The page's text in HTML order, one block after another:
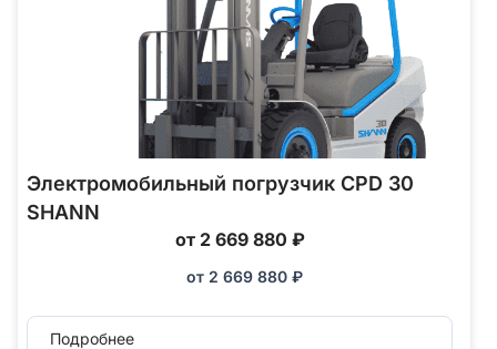
Электромобильный погрузчик CPD 30
SHANN
от 2 669 880 ₽
от 2 669 880 ₽
Подробнее